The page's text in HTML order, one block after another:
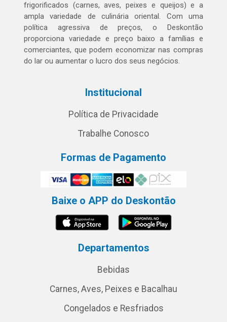
frigorificados (carnes, aves, peixes e queijos) e a
ampla variedade de culinária oriental. Com uma
política agressiva de preços, o Deskontão
proporciona variedade e preço baixo a famílias e
comerciantes, que podem economizar nas compras
do lar ou aumentar o lucro dos seus negócios.
Institucional
Política de Privacidade
Trabalhe Conosco
Formas de Pagamento
Baixe o APP do Deskontão
Departamentos
Bebidas
Carnes, Aves, Peixes e Bacalhau
Congelados e Resfriados